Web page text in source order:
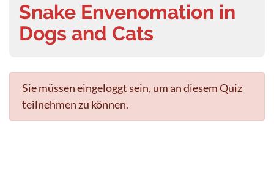
Snake Envenomation in
Dogs and Cats
Sie müssen eingeloggt sein, um an diesem Quiz
teilnehmen zu können.